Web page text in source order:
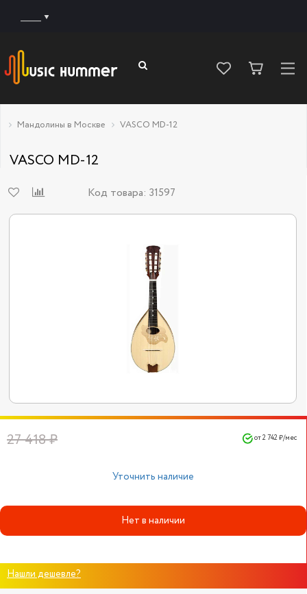
Мандолины в Москве VASCO MD-12
VASCO MD-12
Код товара: 31597
27 418 ₽ от 2 742 ₽/мес
Уточнить наличие
Нет в наличии
Нашли дешевле?